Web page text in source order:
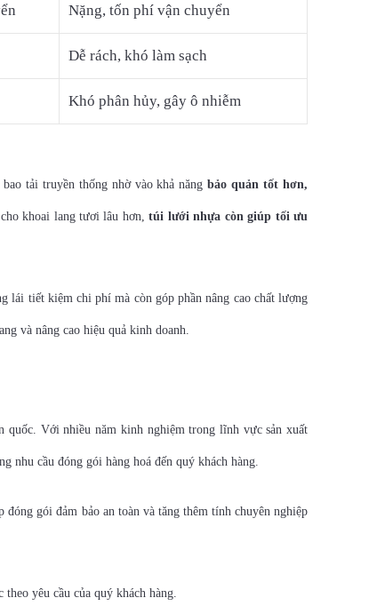
Nặng, tốn phí vận chuyển
Dễ rách, khó làm sạch
Khó phân hủy, gây ô nhiễm
tải truyền thống nhờ vào khả năngbảo quản tốt hơn,
khoai lang tươi lâu hơn,túi lưới nhựa còn giúp tối ưu
tiết kiệm chi phí mà còn góp phần nâng cao chất lượng
và nâng cao hiệu quả kinh doanh.
Với nhiều năm kinh nghiệm trong lĩnh vực sản xuất
nhu cầu đóng gói hàng hoá đến quý khách hàng.
gói đảm bảo an toàn và tăng thêm tính chuyên nghiệp
yêu cầu của quý khách hàng.